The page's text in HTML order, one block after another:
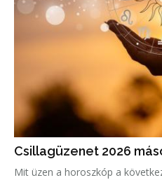
Csillagüzenet 2026
Mit üzen a horoszkóp a